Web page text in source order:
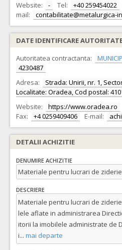
Website:
- Tel: +40 259454022
mail:
contabilitate@metalurgica-
DATE IDENTIFICARE
Autoritatea contractanta:
4230487
Adresa:
Strada: Unirii, nr. 1,
Localitate: Oradea, Cod postal:
Website:
https://www.oradea.ro
Fax:
+4 0259409406 E-mail:
DETALII ACHIZITIE
DENUMIRE ACHIZITIE
Materiale pentru lucrari de
DESCRIERE
Materiale pentru lucrari de
lele aflate in administrarea
itorii la imobilele administrate de
i... mai departe